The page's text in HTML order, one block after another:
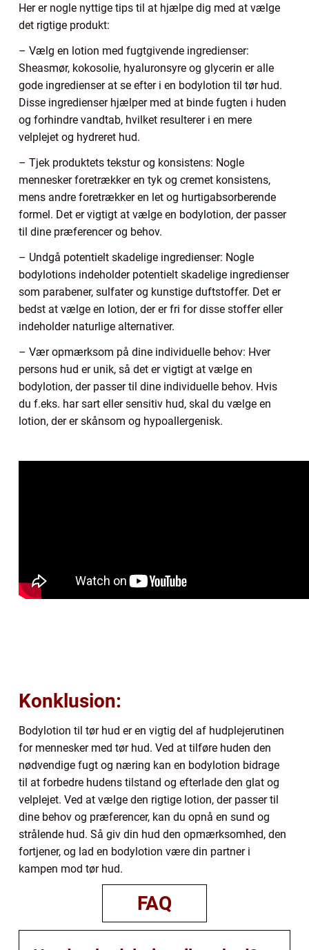
Her er nogle nyttige tips til at hjælpe dig med at vælge
det rigtige produkt:
– Vælg en lotion med fugtgivende ingredienser:
Sheasmør, kokosolie, hyaluronsyre og glycerin er alle
gode ingredienser at se efter i en bodylotion til tør hud.
Disse ingredienser hjælper med at binde fugten i huden
og forhindre vandtab, hvilket resulterer i en mere
velplejet og hydreret hud.
– Tjek produktets tekstur og konsistens: Nogle
mennesker foretrækker en tyk og cremet konsistens,
mens andre foretrækker en let og hurtigabsorberende
formel. Det er vigtigt at vælge en bodylotion, der passer
til dine præferencer og behov.
– Undgå potentielt skadelige ingredienser: Nogle
bodylotions indeholder potentielt skadelige ingredienser
som parabener, sulfater og kunstige duftstoffer. Det er
bedst at vælge en lotion, der er fri for disse stoffer eller
indeholder naturlige alternativer.
– Vær opmærksom på dine individuelle behov: Hver
persons hud er unik, så det er vigtigt at vælge en
bodylotion, der passer til dine individuelle behov. Hvis
du f.eks. har sart eller sensitiv hud, skal du vælge en
lotion, der er skånsom og hypoallergenisk.
Konklusion:
Bodylotion til tør hud er en vigtig del af hudplejerutinen
for mennesker med tør hud. Ved at tilføre huden den
nødvendige fugt og næring kan en bodylotion bidrage
til at forbedre hudens tilstand og efterlade den glat og
velplejet. Ved at vælge den rigtige lotion, der passer til
dine behov og præferencer, kan du opnå en sund og
strålende hud. Så giv din hud den opmærksomhed, den
fortjener, og lad en bodylotion være din partner i
kampen mod tør hud.
FAQ